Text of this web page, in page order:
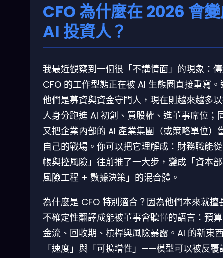
CFO 為什麼在 2026 會
AI 投資人？
我最近觀察到一個很「不講情面」的現象：
CFO 的工作型態正在被 AI 生態圈直接重寫。
他們是募資與資金守門人，現在則越來越多
人身分跑進 AI 初創、買股權、進董事席位；
又把企業內部的 AI 產業集團（或策略單位）
自己的戰場。你可以把它理解成：財務職能
帳與控風險」往前推了一大步，變成「資本
風險工程 + 數據決策」的混合體。
為什麼是 CFO 特別適合？因為他們本來就擅
不確定性翻譯成能被董事會聽懂的語言：預
金流、回收期、槓桿與風險暴露。AI 的新東
「速度」與「可擴增性」——模型可以被反覆